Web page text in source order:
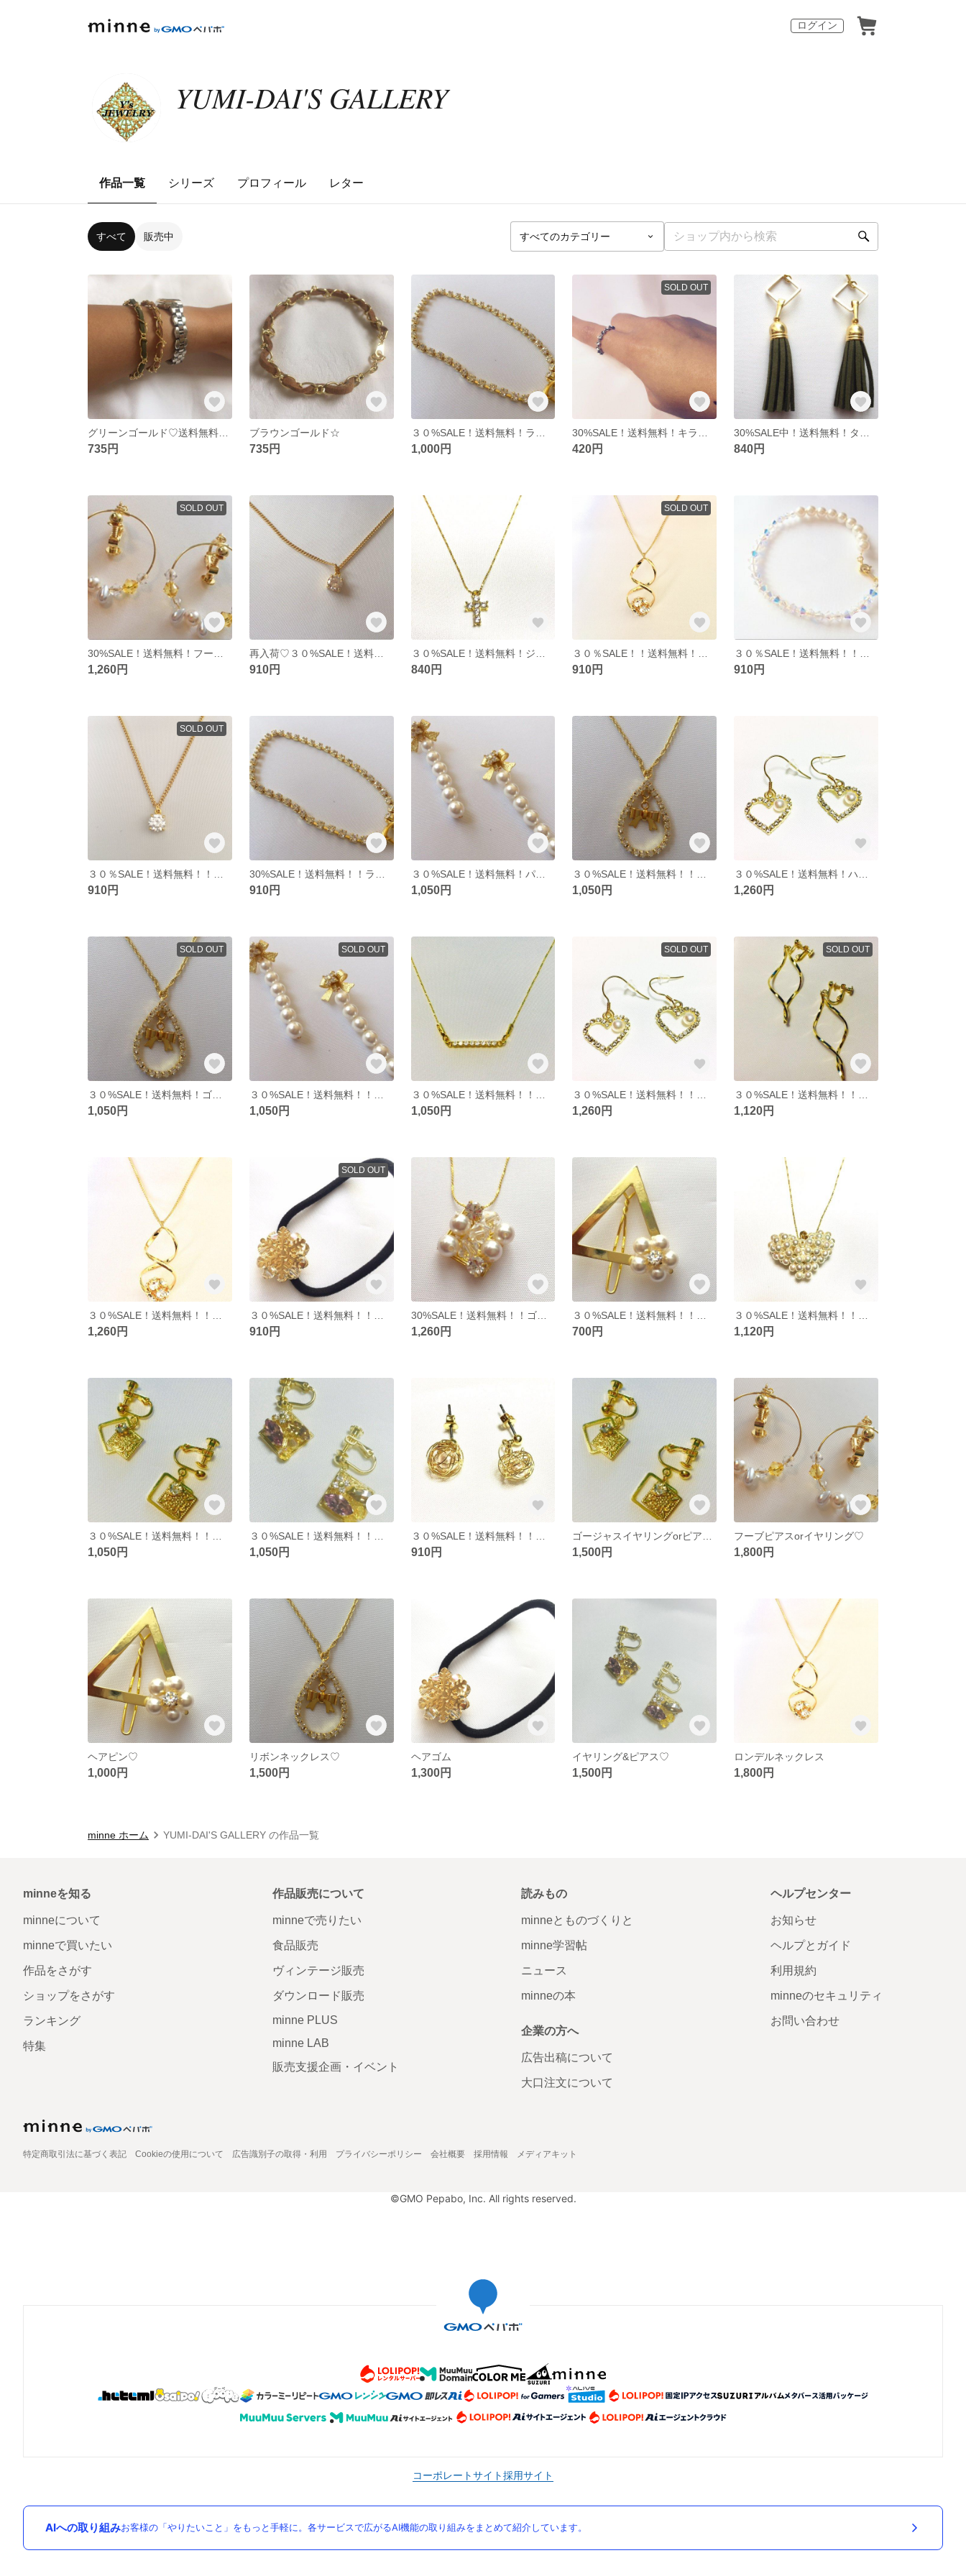
ログイン
YUMI-DAI'S GALLERY
作品一覧 シリーズ プロフィール レター
すべて 販売中
735円
ブラウンゴールド☆
735円 1,000円
SOLD OUT
420円 840円
SOLD OUT
1,260円
再入荷♡３０%SALE！送料無料！
910円 840円
SOLD OUT
910円 910円
SOLD OUT
910円 910円
３０%SALE！送料無料！パールキュービック♡
1,050円 1,050円 1,260円
SOLD OUT
1,050円
SOLD OUT
1,050円 1,050円
SOLD OUT
1,260円
SOLD OUT
1,120円
1,260円
SOLD OUT
910円
30%SALE！送料無料！！ゴールドクリスタル
1,260円 700円 1,120円
1,050円 1,050円 910円 1,500円
フーブピアスorイヤリング♡
1,800円
ヘアピン♡
1,000円
リボンネックレス♡
1,500円
ヘアゴム
1,300円
イヤリング&ピアス♡
1,500円
ロンデルネックレス
1,800円
minne ホーム YUMI-DAI'S GALLERY の作品一覧
minneを知る
minneについて
minneで買いたい
作品をさがす
ショップをさがす
ランキング
特集
作品販売について
minneで売りたい
食品販売
ヴィンテージ販売
ダウンロード販売
minne PLUS
minne LAB
販売支援企画・イベント
読みもの
minneとものづくりと
minne学習帖
ニュース
minneの本
企業の方へ
広告出稿について
大口注文について
ヘルプセンター
お知らせ
ヘルプとガイド
利用規約
minneのセキュリティ
お問い合わせ
特定商取引法に基づく表記 Cookieの使用について 広告識別子の取得・利用 プライバシーポリシー 会社概要 採用情報 メディアキット
©GMO Pepabo, Inc. All rights reserved.
コーポレートサイト採用サイト
AIへの取り組みお客様の「やりたいこと」をもっと手軽に。各サービスで広がるAI機能の取り組みをまとめて紹介しています。